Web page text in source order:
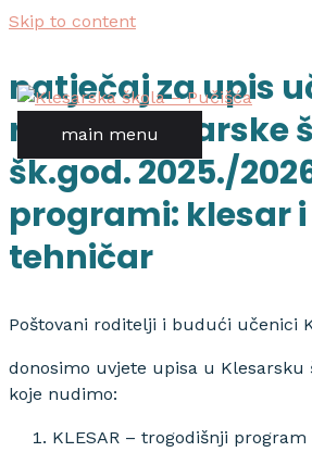
Skip to content
main menu
natječaj za upis
razred klesarske
šk.god. 2025./
programi: klesar
tehničar
Poštovani roditelji i budući učenici
donosimo uvjete upisa u Klesarsku
koje nudimo:
KLESAR – trogodišnji program